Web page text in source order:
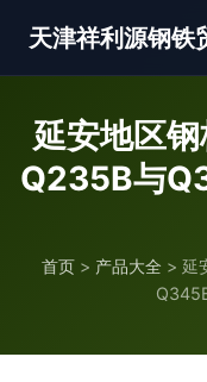
天津祥利源钢铁
延安地区
Q235B与
首页 > 产品大全 > 延